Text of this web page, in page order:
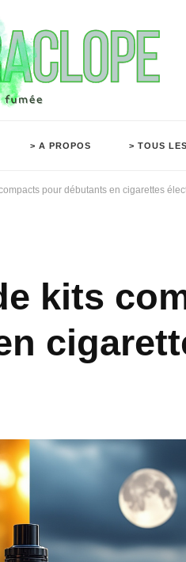
> A PROPOS > TOUS
pour débutants en cigarettes
kits